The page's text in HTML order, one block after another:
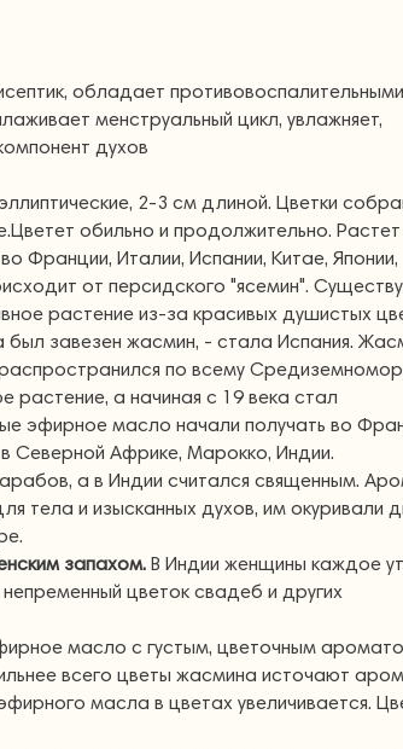
обладает противовоспалительными
менструальный цикл, увлажняет,
духов
2-3 см длиной. Цветки
обильно и продолжительно. Растет
Франции, Италии, Испании, Китае, Японии,
от персидского "ясемин".
растение из-за красивых душистых
завезен жасмин, - стала Испания.
распространился по всему
растение, а начиная с 19 века стал
эфирное масло начали получать во
Северной Африке, Марокко, Индии.
а в Индии считался священным.
тела и изысканных духов, им окуривали
запахом. В Индии женщины каждое
цветок свадеб и других
масло с густым, цветочным
всего цветы жасмина источают
масла в цветах увеличивается.